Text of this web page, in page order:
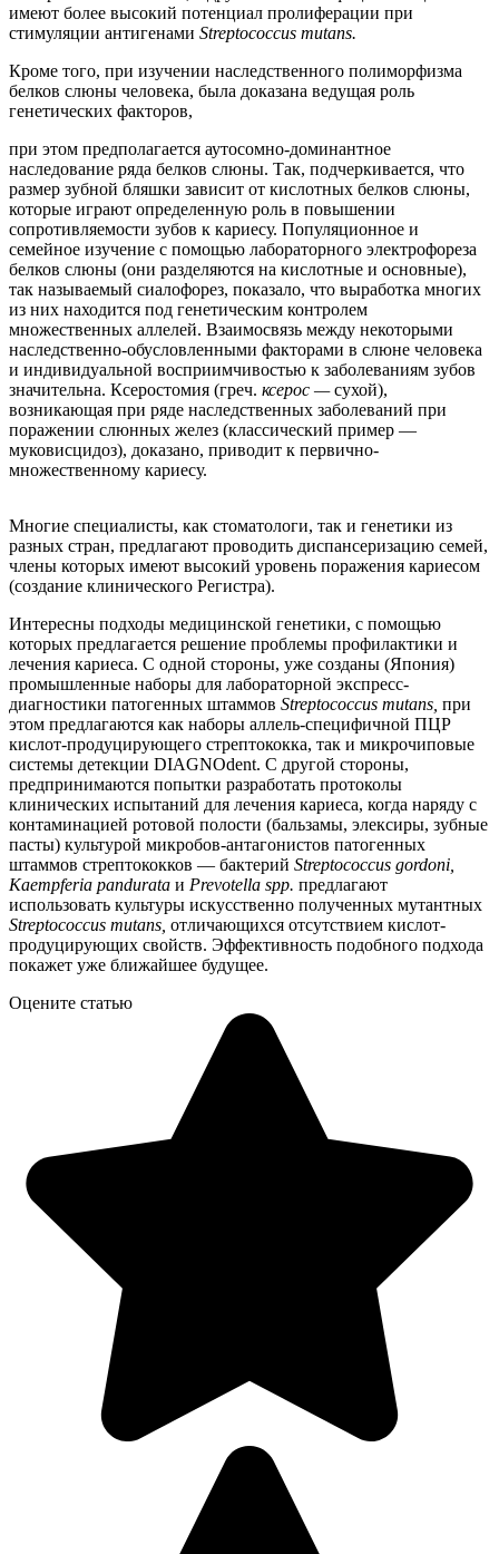
имеют более высокий потенциал пролиферации при
стимуляции антигенами Streptococcus mutans.
Кроме того, при изучении наследственного полиморфизма
белков слюны человека, была доказана ведущая роль
генетических факторов,
при этом предполагается аутосомно-доминантное
наследование ряда белков слюны. Так, подчеркивается, что
размер зубной бляшки зависит от кислотных белков слюны,
которые играют определенную роль в повышении
сопротивляемости зубов к кариесу. Популяционное и
семейное изучение с помощью лабораторного электрофореза
белков слюны (они разделяются на кислотные и основные),
так называемый сиалофорез, показало, что выработка многих
из них находится под генетическим контролем
множественных аллелей. Взаимосвязь между некоторыми
наследственно-обусловленными факторами в слюне человека
и индивидуальной восприимчивостью к заболеваниям зубов
значительна. Ксеростомия (греч. ксерос —сухой),
возникающая при ряде наследственных заболеваний при
поражении слюнных желез (классический пример —
муковисцидоз), доказано, приводит к первично-
множественному кариесу.
Многие специалисты, как стоматологи, так и генетики из
разных стран, предлагают проводить диспансеризацию семей,
члены которых имеют высокий уровень поражения кариесом
(создание клинического Регистра).
Интересны подходы медицинской генетики, с помощью
которых предлагается решение проблемы профилактики и
лечения кариеса. С одной стороны, уже созданы (Япония)
промышленные наборы для лабораторной экспресс-
диагностики патогенных штаммов Streptococcus mutans, при
этом предлагаются как наборы аллель-специфичной ПЦР
кислот-продуцирующего стрептококка, так и микрочиповые
системы детекции DIAGNOdent. С другой стороны,
предпринимаются попытки разработать протоколы
клинических испытаний для лечения кариеса, когда наряду с
контаминацией ротовой полости (бальзамы, элексиры, зубные
пасты) культурой микробов-антагонистов патогенных
штаммов стрептококков — бактерий Streptococcus gordoni,
Kaempferia pandurata и Prevotella spp. предлагают
использовать культуры искусственно полученных мутантных
Streptococcus mutans, отличающихся отсутствием кислот-
продуцирующих свойств. Эффективность подобного подхода
покажет уже ближайшее будущее.
Оцените статью